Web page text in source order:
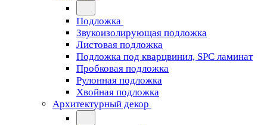
Подложка
Звукоизолирующая подложка
Листовая подложка
Подложка под кварцвинил, SPC ламинат
Пробковая подложка
Рулонная подложка
Хвойная подложка
Архитектурный декор